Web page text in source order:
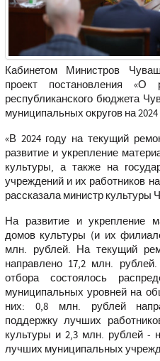
Кабинетом Министров
проект постановления «О
республиканского бюджета
муниципальных округов на 2024
«В 2024 году на текущий
развитие и укрепление
культуры, а также на
учреждений и их работников
рассказала министр культуры
На развитие и укрепление
домов культуры (и их
млн. рублей. На текущий
направлено 17,2 млн.
отбора состоялось
муниципальных уровней на
них: 0,8 млн. рублей
поддержку лучших
культуры и 2,3 млн. рублей -
лучших муниципальных